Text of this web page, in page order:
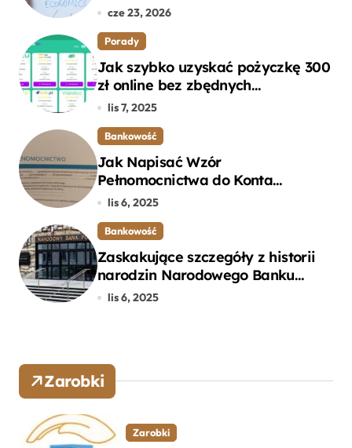
cze 23, 2026
Porady
Jak szybko uzyskać pożyczkę 300
zł online bez zbędnych
formalności?
lis 7, 2025
Bankowość
Jak Napisać Wzór
Pełnomocnictwa do Konta
Bankowego – Praktyczny
lis 6, 2025
Bankowość
Zaskakujące szczegóły z historii
narodzin Narodowego Banku
Polskiego, o których mogłeś nie
lis 6, 2025
Zarobki
Zarobki